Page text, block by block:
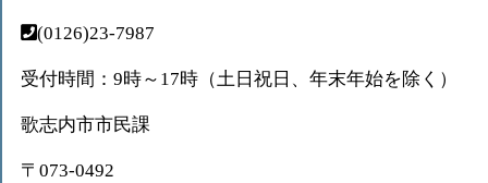
(0126)23-7987
受付時間：9時～17時（土日祝日、年末年始を除く）
歌志内市市民課
〒073-0492